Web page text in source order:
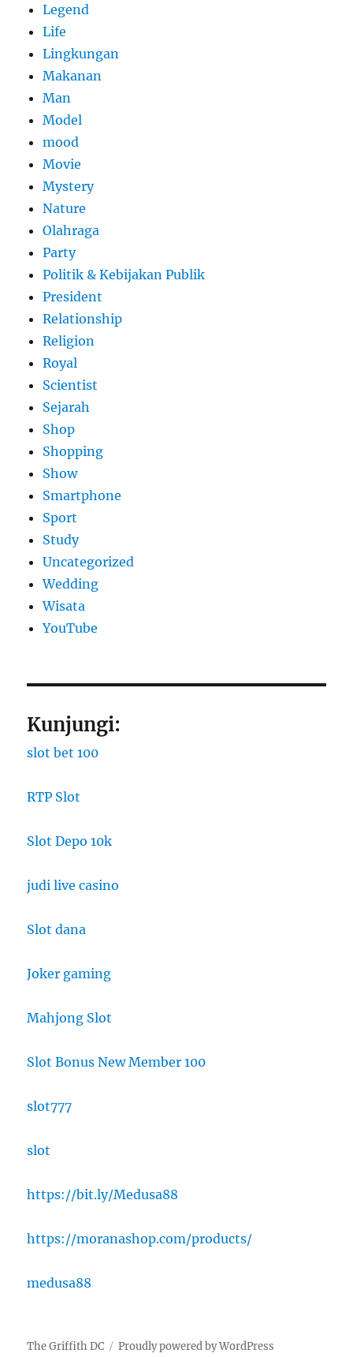
Legend
Life
Lingkungan
Makanan
Man
Model
mood
Movie
Mystery
Nature
Olahraga
Party
Politik & Kebijakan Publik
President
Relationship
Religion
Royal
Scientist
Sejarah
Shop
Shopping
Show
Smartphone
Sport
Study
Uncategorized
Wedding
Wisata
YouTube
Kunjungi:
slot bet 100
RTP Slot
Slot Depo 10k
judi live casino
Slot dana
Joker gaming
Mahjong Slot
Slot Bonus New Member 100
slot777
slot
https://bit.ly/Medusa88
https://moranashop.com/products/
medusa88
The Griffith DC Proudly powered by WordPress